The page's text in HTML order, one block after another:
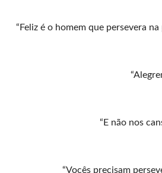
“Feliz é o homem que persevera
“E não nos
“Vocês precisam